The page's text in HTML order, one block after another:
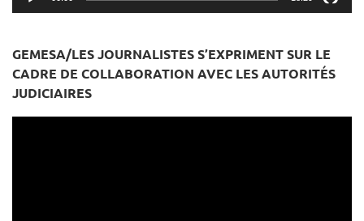
GEMESA/LES JOURNALISTES S’EXPRIMENT SUR LE
CADRE DE COLLABORATION AVEC LES AUTORITÉS
JUDICIAIRES